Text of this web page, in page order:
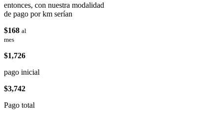
entonces, con nuestra modalidad
de pago por km serían
$168 al
mes
$1,726
pago inicial
$3,742
Pago total